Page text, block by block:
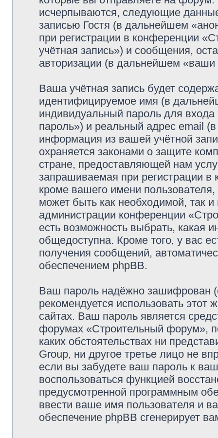
исчерпываются, следующие
записью Гостя (в дальнейшем
при регистрации в конференции
учётная запись») и сообщения,
авторизации (в дальнейшем
Ваша учётная запись будет
идентифицируемое имя (в
индивидуальный пароль для
пароль») и реальный адрес email
информация из вашей учётной
охраняется законами о защите
стране, предоставляющей нам
запрашиваемая при регистрации
кроме вашего имени
может быть как необходимой, так
администрации конференции
есть возможность выбрать, какая
общедоступна. Кроме того, у вас
получения сообщений,
обеспечением phpBB.
Ваш пароль надёжно зашифрован
рекомендуется использовать этот
сайтах. Ваш пароль является
форумах «Строительный форум»,
каких обстоятельствах ни
Group, ни другое третье лицо не
если вы забудете ваш пароль к
воспользоваться функцией
предусмотренной программным
ввести ваше имя пользователя и
обеспечение phpBB сгенерирует